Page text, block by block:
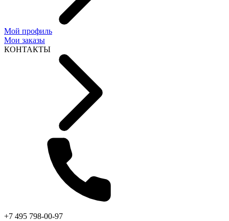
Мой профиль
Мои заказы
КОНТАКТЫ
+7 495 798-00-97